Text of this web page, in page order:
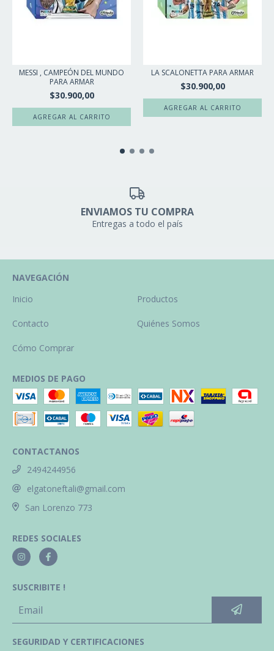
MESSI , CAMPEÓN DEL MUNDO
PARA ARMAR
$30.900,00
LA SCALONETTA PARA ARMAR
$30.900,00
ENVIAMOS TU COMPRA
Entregas a todo el país
NAVEGACIÓN
Inicio
Productos
Contacto Quiénes Somos
Cómo Comprar
MEDIOS DE PAGO
CONTACTANOS
2494244956
elgatoneftali@gmail.com
San Lorenzo 773
REDES SOCIALES
SUSCRIBITE !
SEGURIDAD Y CERTIFICACIONES